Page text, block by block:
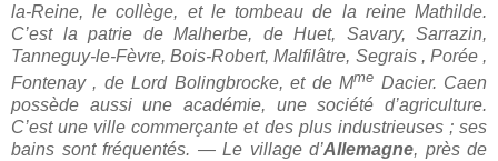
la-Reine, le collège, et le tombeau de la reine Mathilde.
C’est la patrie de Malherbe, de Huet, Savary, Sarrazin,
Tanneguy-le-Fèvre, Bois-Robert, Malfilâtre, Segrais , Porée ,
Fontenay , de Lord Bolingbrocke, et de Mme Dacier. Caen
possède aussi une académie, une société d’agriculture.
C’est une ville com­merçante et des plus industrieuses ; ses
bains sont fréquentés. — Le village d’Allemagne, près de